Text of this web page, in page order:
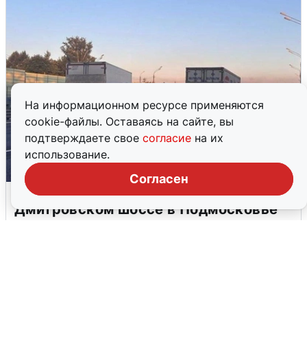
На информационном ресурсе применяются
cookie-файлы. Оставаясь на сайте, вы
подтверждаете свое согласие на их
использование.
Согласен
Пять машин столкнулись на
Дмитровском шоссе в Подмосковье